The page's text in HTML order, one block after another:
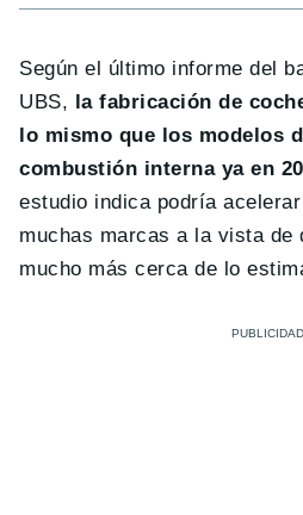
Según el último informe del
UBS,
la fabricación de
lo mismo que los modelos
combustión interna ya en
estudio indica podría
muchas marcas a la vista de
mucho más cerca de lo